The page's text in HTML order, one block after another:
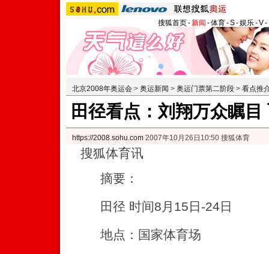
搜狐首页-新闻 -体育-S-娱乐-V-
北京2008年奥运会 > 奥运新闻 > 奥运门票第二阶段 > 看点推
田径看点：刘翔万众瞩
https://2008.sohu.com 2007年10月26日10:50 搜狐体育
搜狐体育讯
摘要：
田径 时间8月15日-24日
地点：国家体育场